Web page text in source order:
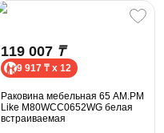
119 007 ₸
9 917 ₸ x 12
Раковина мебельная 65 AM.PM
Like M80WCC0652WG белая
встраиваемая